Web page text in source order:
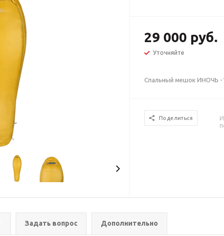
29 000 руб.
Уточняйте
Спальный мешок ИНОЧЬ -
Поделиться
Задать вопрос Дополнительно